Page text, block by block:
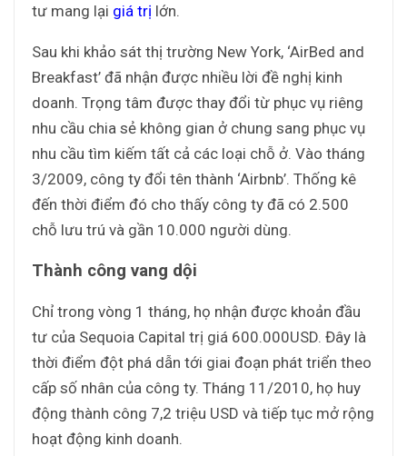
tư mang lại giá trị lớn.
Sau khi khảo sát thị trường New York, ‘AirBed and
Breakfast’ đã nhận được nhiều lời đề nghị kinh
doanh. Trọng tâm được thay đổi từ phục vụ riêng
nhu cầu chia sẻ không gian ở chung sang phục vụ
nhu cầu tìm kiếm tất cả các loại chỗ ở. Vào tháng
3/2009, công ty đổi tên thành ‘Airbnb’. Thống kê
đến thời điểm đó cho thấy công ty đã có 2.500
chỗ lưu trú và gần 10.000 người dùng.
Thành công vang dội
Chỉ trong vòng 1 tháng, họ nhận được khoản đầu
tư của Sequoia Capital trị giá 600.000USD. Đây là
thời điểm đột phá dẫn tới giai đoạn phát triển theo
cấp số nhân của công ty. Tháng 11/2010, họ huy
động thành công 7,2 triệu USD và tiếp tục mở rộng
hoạt động kinh doanh.